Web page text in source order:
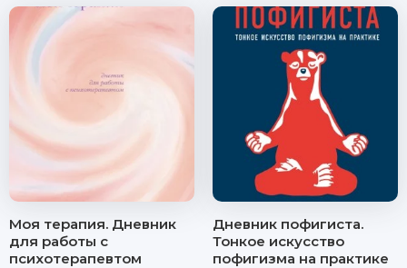
Моя терапия. Дневник
для работы с
психотерапевтом
Дневник пофигиста.
Тонкое искусство
пофигизма на практике